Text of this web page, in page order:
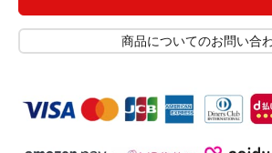
商品についてのお問い合